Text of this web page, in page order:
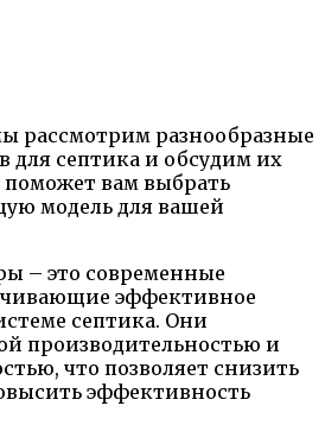
рассмотрим разнообразные
для септика и обсудим их
вам выбрать
модель для вашей
– это современные
эффективное
септика. Они
производительностью и
что позволяет снизить
эффективность